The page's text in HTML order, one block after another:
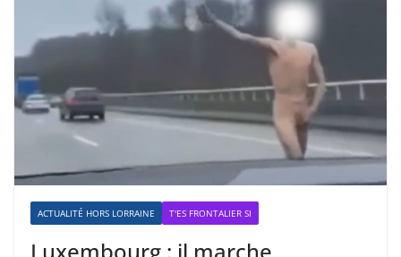
ACTUALITÉ HORS LORRAINE T'ES FRONTALIER SI